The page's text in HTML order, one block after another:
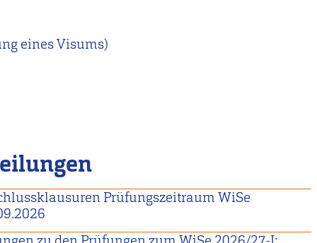
eines Visums)
Prüfungszeitraum WiSe